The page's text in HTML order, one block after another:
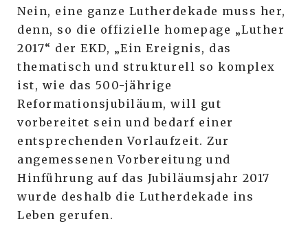
Nein, eine ganze Lutherdekade muss her,
denn, so die offizielle homepage „Luther
2017“ der EKD, „Ein Ereignis, das
thematisch und strukturell so komplex
ist, wie das 500-jährige
Reformationsjubiläum, will gut
vorbereitet sein und bedarf einer
entsprechenden Vorlaufzeit. Zur
angemessenen Vorbereitung und
Hinführung auf das Jubiläumsjahr 2017
wurde deshalb die Lutherdekade ins
Leben gerufen.